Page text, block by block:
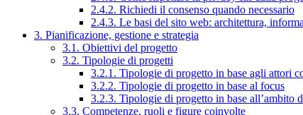
2.4.2. Richiedi il consenso quando necessario
2.4.3. Le basi del sito web: architettura,
3. Pianificazione, gestione e strategia
3.1. Obiettivi del progetto
3.2. Tipologie di progetti
3.2.1. Tipologie di progetto in base agli attori
3.2.2. Tipologie di progetto in base al focus
3.2.3. Tipologie di progetto in base all’ambito
3.3. Competenze, ruoli e figure coinvolte